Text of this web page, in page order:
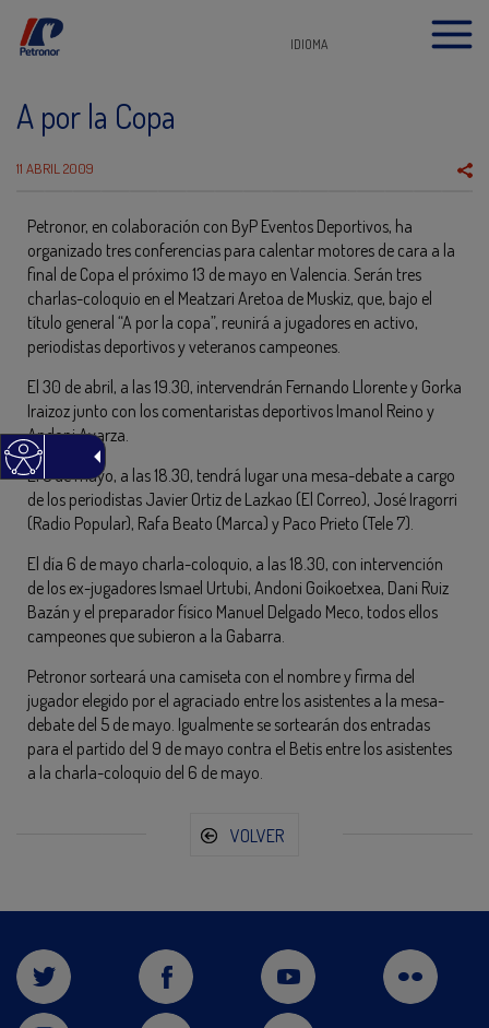
IDIOMA
A por la Copa
11 ABRIL 2009
Petronor, en colaboración con ByP Eventos Deportivos, ha
organizado tres conferencias para calentar motores de cara a la
final de Copa el próximo 13 de mayo en Valencia. Serán tres
charlas-coloquio en el Meatzari Aretoa de Muskiz, que, bajo el
título general “A por la copa”, reunirá a jugadores en activo,
periodistas deportivos y veteranos campeones.
El 30 de abril, a las 19.30, intervendrán Fernando Llorente y Gorka
Iraizoz junto con los comentaristas deportivos Imanol Reino y
Andoni Ayarza.
El 5 de mayo, a las 18.30, tendrá lugar una mesa-debate a cargo
de los periodistas Javier Ortiz de Lazkao (El Correo), José Iragorri
(Radio Popular), Rafa Beato (Marca) y Paco Prieto (Tele 7).
El día 6 de mayo charla-coloquio, a las 18.30, con intervención
de los ex-jugadores Ismael Urtubi, Andoni Goikoetxea, Dani Ruiz
Bazán y el preparador físico Manuel Delgado Meco, todos ellos
campeones que subieron a la Gabarra.
Petronor sorteará una camiseta con el nombre y firma del
jugador elegido por el agraciado entre los asistentes a la mesa-
debate del 5 de mayo. Igualmente se sortearán dos entradas
para el partido del 9 de mayo contra el Betis entre los asistentes
a la charla-coloquio del 6 de mayo.
VOLVER